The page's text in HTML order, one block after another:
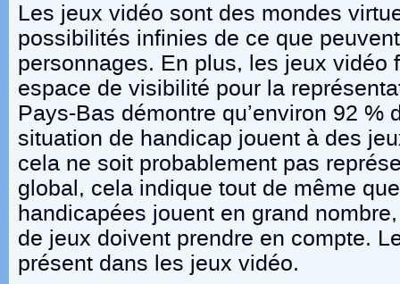
Les jeux vidéo sont des mondes
possibilités infinies de ce que
personnages. En plus, les jeux vidéo
espace de visibilité pour la
Pays-Bas démontre qu’environ 92 %
situation de handicap jouent à des
cela ne soit probablement pas
global, cela indique tout de même
handicapées jouent en grand
de jeux doivent prendre en compte.
présent dans les jeux vidéo.